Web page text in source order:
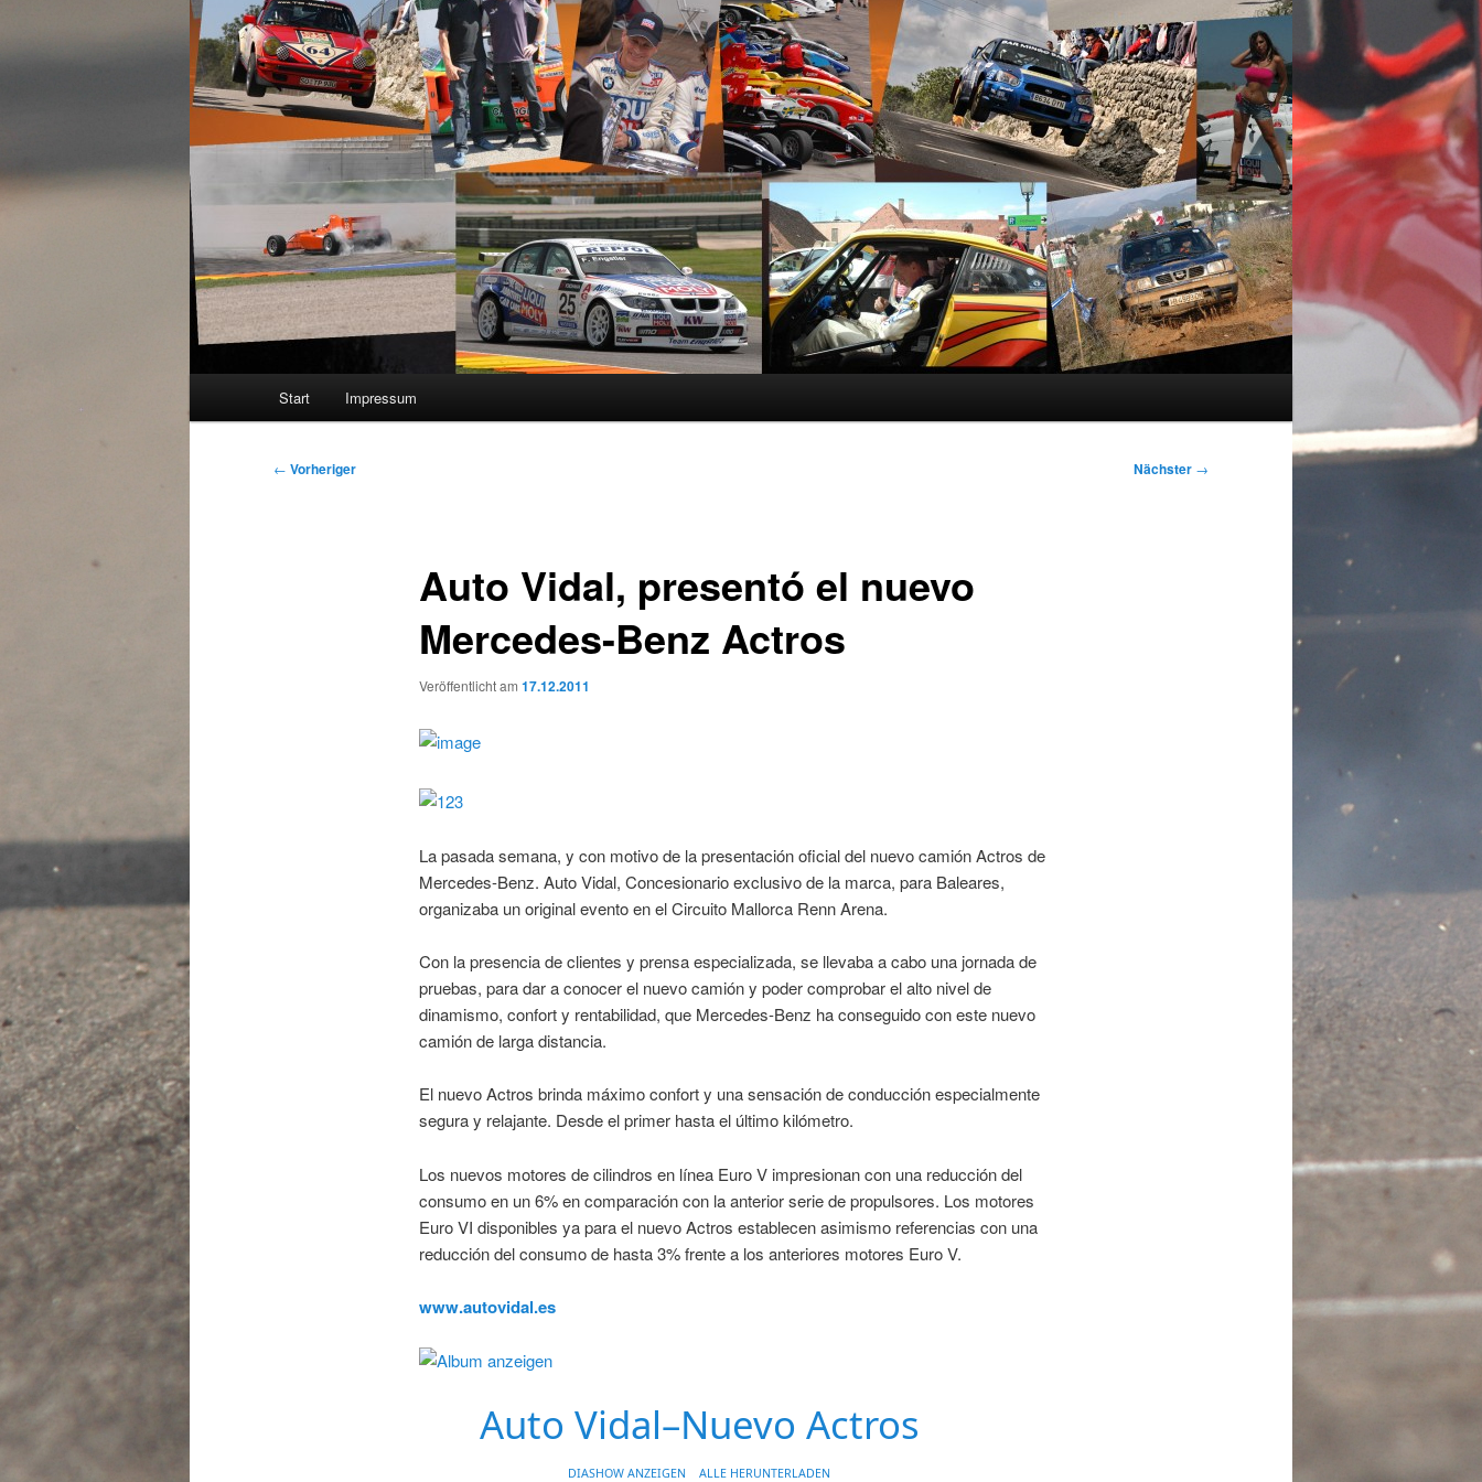
Start Impressum
Beitragsnavigation
← Vorheriger Nächster →
Auto Vidal, presentó el nuevo
Mercedes-Benz Actros
Veröffentlicht am 17.12.2011
La pasada semana, y con motivo de la presentación oficial del nuevo camión Actros de
Mercedes-Benz. Auto Vidal, Concesionario exclusivo de la marca, para Baleares,
organizaba un original evento en el Circuito Mallorca Renn Arena.
Con la presencia de clientes y prensa especializada, se llevaba a cabo una jornada de
pruebas, para dar a conocer el nuevo camión y poder comprobar el alto nivel de
dinamismo, confort y rentabilidad, que Mercedes-Benz ha conseguido con este nuevo
camión de larga distancia.
El nuevo Actros brinda máximo confort y una sensación de conducción especialmente
segura y relajante. Desde el primer hasta el último kilómetro.
Los nuevos motores de cilindros en línea Euro V impresionan con una reducción del
consumo en un 6% en comparación con la anterior serie de propulsores. Los motores
Euro VI disponibles ya para el nuevo Actros establecen asimismo referencias con una
reducción del consumo de hasta 3% frente a los anteriores motores Euro V.
www.autovidal.es
Auto Vidal–Nuevo Actros
DIASHOW ANZEIGEN ALLE HERUNTERLADEN